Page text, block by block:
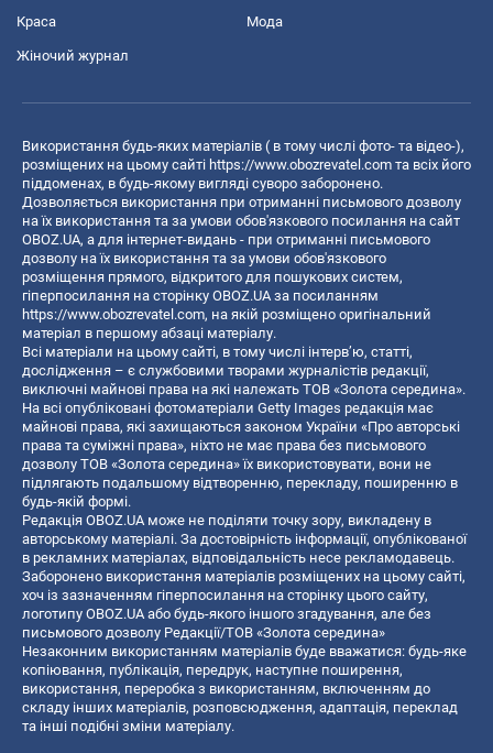
Краса Мода
Жіночий журнал
Використання будь-яких матеріалів ( в тому числі фото- та відео-),
розміщених на цьому сайті https://www.obozrevatel.com та всіх його
піддоменах, в будь-якому вигляді суворо заборонено.
Дозволяється використання при отриманні письмового дозволу
на їх використання та за умови обов'язкового посилання на сайт
OBOZ.UA, а для інтернет-видань - при отриманні письмового
дозволу на їх використання та за умови обов'язкового
розміщення прямого, відкритого для пошукових систем,
гіперпосилання на сторінку OBOZ.UA за посиланням
https://www.obozrevatel.com, на якій розміщено оригінальний
матеріал в першому абзаці матеріалу.
Всі матеріали на цьому сайті, в тому числі інтерв’ю, статті,
дослідження – є службовими творами журналістів редакції,
виключні майнові права на які належать ТОВ «Золота середина».
На всі опубліковані фотоматеріали Getty Images редакція має
майнові права, які захищаються законом України «Про авторські
права та суміжні права», ніхто не має права без письмового
дозволу ТОВ «Золота середина» їх використовувати, вони не
підлягають подальшому відтворенню, перекладу, поширенню в
будь-якій формі.
Редакція OBOZ.UA може не поділяти точку зору, викладену в
авторському матеріалі. За достовірність інформації, опублікованої
в рекламних матеріалах, відповідальність несе рекламодавець.
Заборонено використання матеріалів розміщених на цьому сайті,
хоч із зазначенням гіперпосилання на сторінку цього сайту,
логотипу OBOZ.UA або будь-якого іншого згадування, але без
письмового дозволу Редакції/ТОВ «Золота середина»
Незаконним використанням матеріалів буде вважатися: будь-яке
копiювання, публiкацiя, передрук, наступне поширення,
використання, переробка з використанням, включенням до
складу інших матеріалів, розповсюдження, адаптація, переклад
та інші подібні зміни матеріалу.